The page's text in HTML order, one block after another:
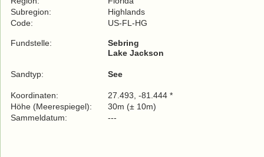
Subregion:
Highlands
Code:
US-FL-HG
Fundstelle:
Sebring
Lake Jackson
Sandtyp: See
Koordinaten:
27.493, -81.444 *
Höhe (Meerespiegel):
30m (± 10m)
Sammeldatum:
---